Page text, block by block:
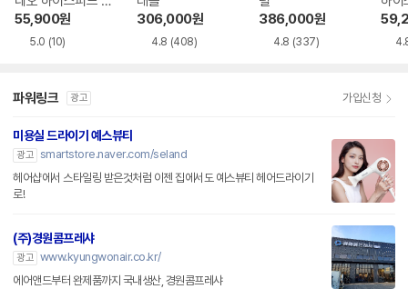
N-A7621
55,900원
5.0 (10)
306,000원
4.8 (408)
386,000원
4.8 (337)
610
파워링크 광고 가입신청
미용실 드라이기 예스뷰티
광고 smartstore.naver.com/seland
헤어샵에서 스타일링 받은것처럼 이젠 집에서도 예스뷰티 헤어드라이기
로!
(주)경원콤프레샤
광고 www.kyungwonair.co.kr/
에어앤드부터 완제품까지 국내생산, 경원콤프레샤